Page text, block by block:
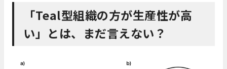
「Teal型組織の方が生産性が高
い」とは、まだ言えない？